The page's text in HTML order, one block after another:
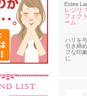
Estee
レジリ
フェク
ーム
ハリを
引き締
プな印
に